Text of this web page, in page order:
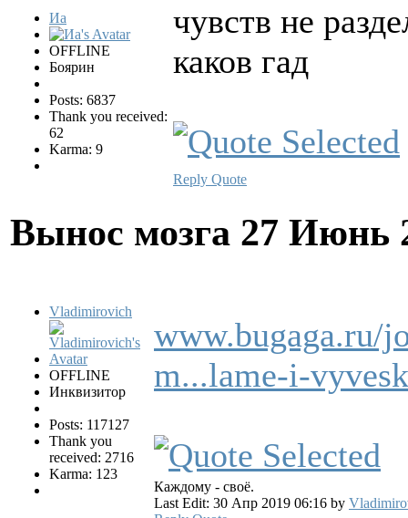
Иа
OFFLINE
Боярин
Posts: 6837
Thank you received:
62
Karma: 9
чувств не
каков гад
Reply Quote
Вынос мозга 27 Июнь
Vladimirovich
OFFLINE
Инквизитор
Posts: 117127
Thank you
received: 2716
Karma: 123
www.bugaga.ru/
m...lame-i-
Каждому - своё.
Last Edit: 30 Апр 2019 06:16 by